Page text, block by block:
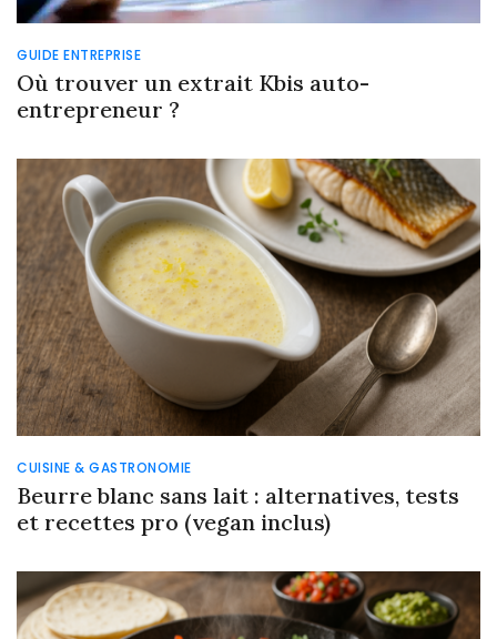
GUIDE ENTREPRISE
Où trouver un extrait Kbis auto-
entrepreneur ?
CUISINE & GASTRONOMIE
Beurre blanc sans lait : alternatives, tests
et recettes pro (vegan inclus)